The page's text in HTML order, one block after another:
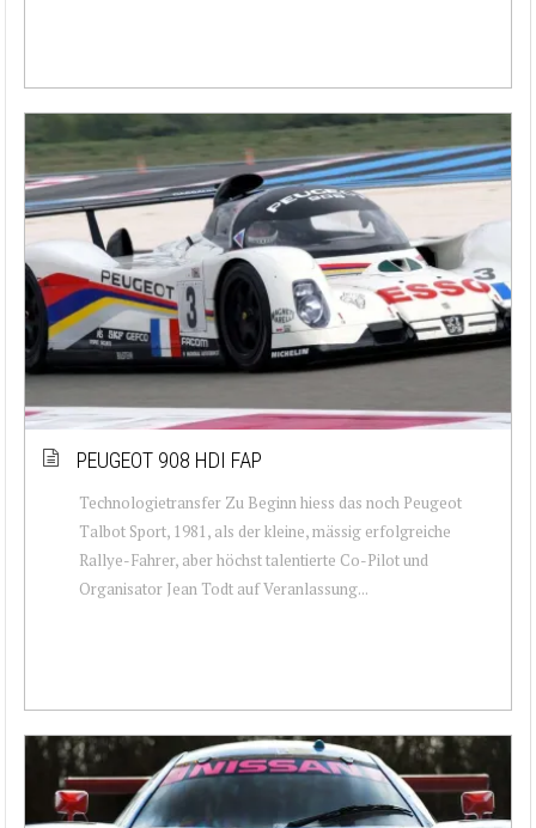
PEUGEOT 908 HDI FAP
Technologietransfer Zu Beginn hiess das noch Peugeot
Talbot Sport, 1981, als der kleine, mässig erfolgreiche
Rallye-Fahrer, aber höchst talentierte Co-Pilot und
Organisator Jean Todt auf Veranlassung...